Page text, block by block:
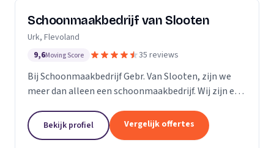
Schoonmaakbedrijf van Slooten
Urk, Flevoland
9,6Moving Score 35 reviews
Bij Schoonmaakbedrijf Gebr. Van Slooten, zijn we
meer dan alleen een schoonmaakbedrijf. Wij zijn een
om uw omgeving schoon, fris en gastvrij te...
Bekijk profiel Vergelijk offertes